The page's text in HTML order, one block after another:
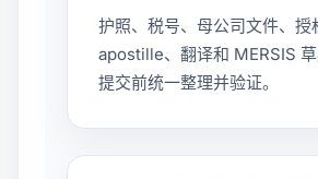
护照、税号、母公司文件、授
apostille、翻译和 MERSIS
提交前统一整理并验证。